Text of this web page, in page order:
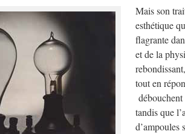
Mais son
esthétique
flagrante
et de la
tout en
tandis que
d’ampoules